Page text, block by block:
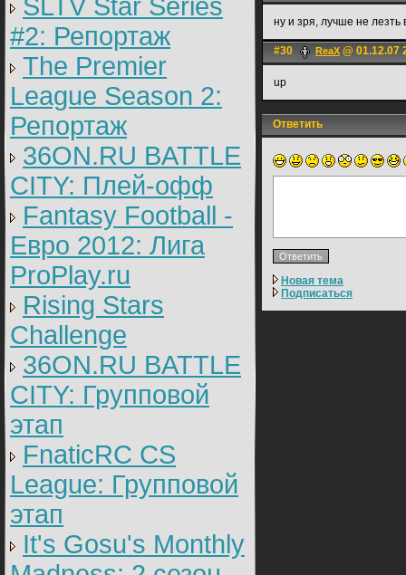
SLTV Star Series
#2: Репортаж
The Premier
League Season 2:
Репортаж
36ON.RU BATTLE
CITY: Плей-офф
Fantasy Football -
Евро 2012: Лига
ProPlay.ru
Rising Stars
Challenge
36ON.RU BATTLE
CITY: Групповой
этап
FnaticRC CS
League: Групповой
этап
It's Gosu's Monthly
ну и зря, лучше не
#30 ReaX @ 01.12.07
up
Ответить
Новая тема
Подписаться